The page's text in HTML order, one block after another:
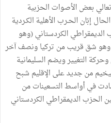
تعالي بعض الأصوات الحزبية
الحال إبّان الحـرب الأهلية الكـردية
الديمقراطي الكردستاني(وهو
وهوشققريبمن تركياونصفآخر
وحركة التغييرويضم السليمانية
منجديدعلى الإقليم شبح
فيأواسط التسعيناتمن
الحزب الديمقراطي الكردستاني